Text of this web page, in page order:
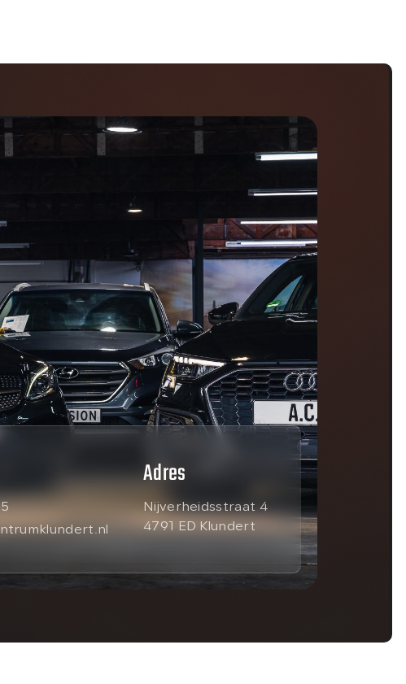
Adres
Nijverheidsstraat 4
4791 ED Klundert